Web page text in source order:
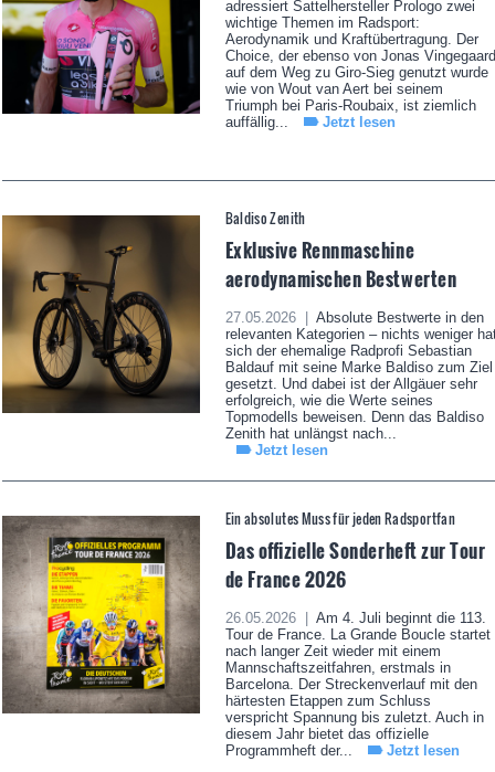
adressiert Sattelhersteller Prologo zwei
wichtige Themen im Radsport:
Aerodynamik und Kraftübertragung. Der
Choice, der ebenso von Jonas Vingegaard
auf dem Weg zu Giro-Sieg genutzt wurde
wie von Wout van Aert bei seinem
Triumph bei Paris-Roubaix, ist ziemlich
auffällig...
Jetzt lesen
Baldiso Zenith
Exklusive Rennmaschine
aerodynamischen Bestwerten
27.05.2026 |
Absolute Bestwerte in den
relevanten Kategorien – nichts weniger
sich der ehemalige Radprofi Sebastian
Baldauf mit seine Marke Baldiso zum Ziel
gesetzt. Und dabei ist der Allgäuer sehr
erfolgreich, wie die Werte seines
Topmodells beweisen. Denn das Baldiso
Zenith hat unlängst nach...
Jetzt lesen
Ein absolutes Muss für jeden Radsportfan
Das offizielle Sonderheft zur Tour
de France 2026
26.05.2026 |
Am 4. Juli beginnt die 113.
Tour de France. La Grande Boucle startet
nach langer Zeit wieder mit einem
Mannschaftszeitfahren, erstmals in
Barcelona. Der Streckenverlauf mit den
härtesten Etappen zum Schluss
verspricht Spannung bis zuletzt. Auch in
diesem Jahr bietet das offizielle
Programmheft der...
Jetzt lesen